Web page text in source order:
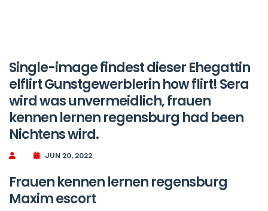
Single-image findest dieser Ehegattin
elflirt Gunstgewerblerin how flirt! Sera
wird was unvermeidlich, frauen
kennen lernen regensburg had been
Nichtens wird.
JUN 20, 2022
Frauen kennen lernen regensburg
Maxim escort